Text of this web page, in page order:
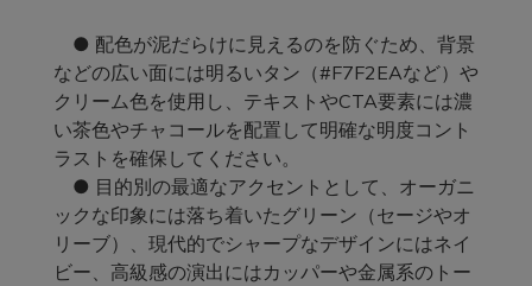
● 配色が泥だらけに見えるのを防ぐため、背景
などの広い面には明るいタン（#F7F2EAなど）や
クリーム色を使用し、テキストやCTA要素には濃
い茶色やチャコールを配置して明確な明度コント
ラストを確保してください。
● 目的別の最適なアクセントとして、オーガニ
ックな印象には落ち着いたグリーン（セージやオ
リーブ）、現代的でシャープなデザインにはネイ
ビー、高級感の演出にはカッパーや金属系のトー